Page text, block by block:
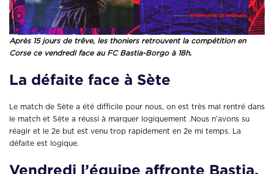
Après 15 jours de trêve, les thoniers retrouvent la compétition en
Corse ce vendredi face au FC Bastia-Borgo à 18h.
La défaite face à Sète
Le match de Sète a été difficile pour nous, on est très mal rentré dans
le match et Sète a réussi à marquer logiquement .Nous n’avons su
réagir et le 2e but est venu trop rapidement en 2e mi temps. La
défaite est logique.
Vendredi l’équipe affronte Bastia,